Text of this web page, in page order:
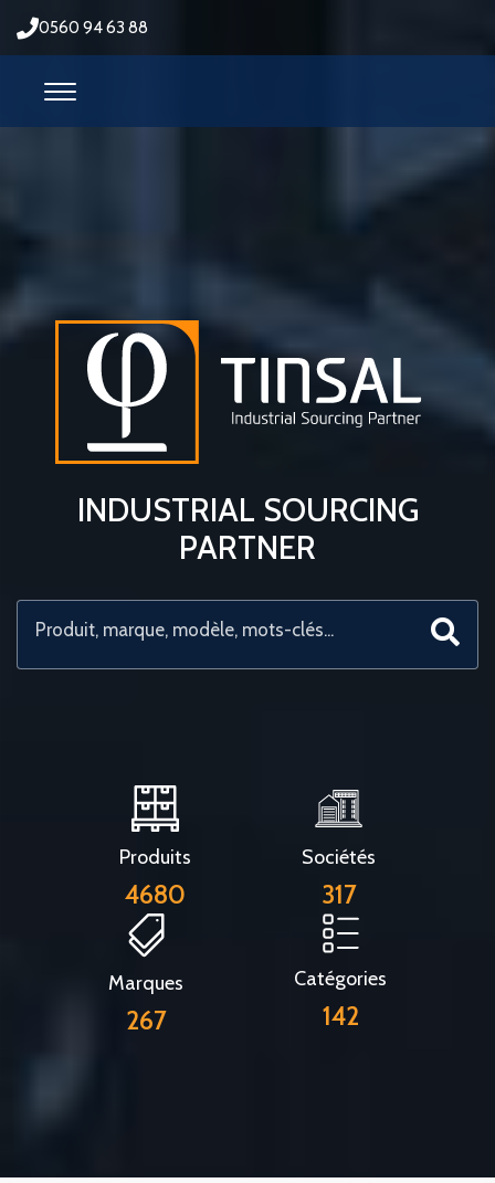
0560 94 63 88
INDUSTRIAL SOURCING
PARTNER
Produits
4680
Sociétés
317
Marques
267
Catégories
142